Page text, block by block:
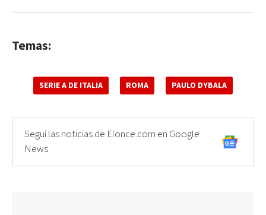
Temas:
SERIE A DE ITALIA ROMA PAULO DYBALA
Seguí las noticias de Elonce.com en Google
News